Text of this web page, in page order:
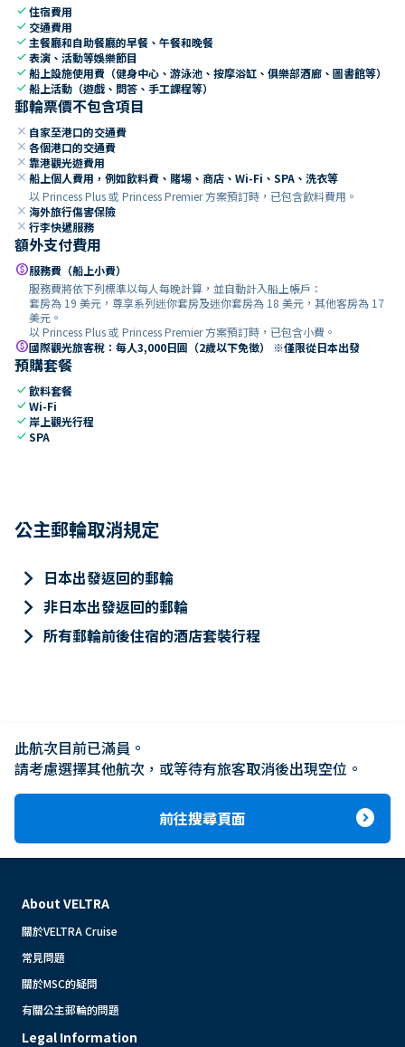
check住宿費用
check 交通費用
check 主餐廳和自助餐廳的早餐、午餐和晚餐
check表演、活動等娛樂節目
check船上設施使用費（健身中心、游泳池、按摩浴缸、俱樂部酒廊、圖書館等）
check船上活動（遊戲、問答、手工課程等）
郵輪票價不包含項目
close 自家至港口的交通費
close 各個港口的交通費
close 靠港觀光遊費用
close 船上個人費用，例如飲料費、賭場、商店、Wi-Fi、SPA、洗衣等
以 Princess Plus 或 Princess Premier 方案預訂時，已包含飲料費用。
close 海外旅行傷害保險
close 行李快遞服務
額外支付費用
paid服務費（船上小費）
服務費將依下列標準以每人每晚計算，並自動計入船上帳戶：
套房為 19 美元，尊享系列迷你套房及迷你套房為 18 美元，其他客房為 17
美元。
以 Princess Plus 或 Princess Premier 方案預訂時，已包含小費。
paid國際觀光旅客稅：每人3,000日圓（2歲以下免徵） ※僅限從日本出發
預購套餐
check飲料套餐
checkWi-Fi
check 岸上觀光行程
checkSPA
公主郵輪取消規定
keyboard_arrow_right 日本出發返回的郵輪
keyboard_arrow_right 非日本出發返回的郵輪
keyboard_arrow_right 所有郵輪前後住宿的酒店套裝行程
此航次目前已滿員。
請考慮選擇其他航次，或等待有旅客取消後出現空位。
前往搜尋頁面 expand_circle_right
About VELTRA
關於VELTRA Cruise
常見問題
關於MSC的疑問
有關公主郵輪的問題
Legal Information